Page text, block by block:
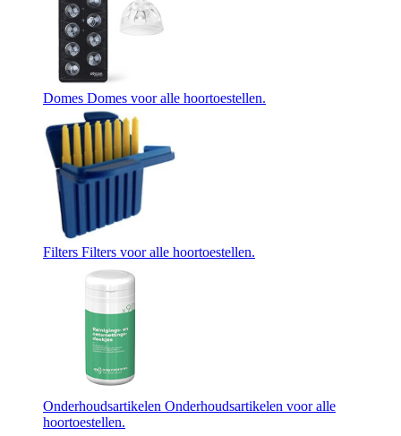
Domes Domes voor alle hoortoestellen.
Filters Filters voor alle hoortoestellen.
Onderhoudsartikelen Onderhoudsartikelen voor alle
hoortoestellen.